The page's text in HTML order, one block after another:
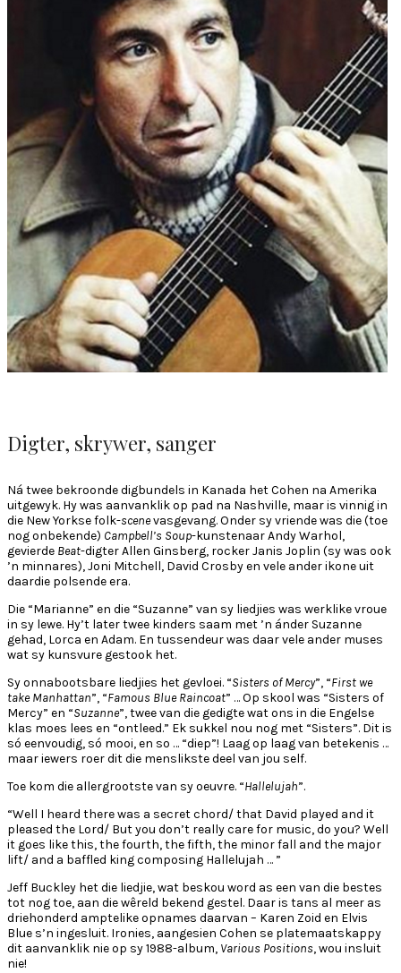
Digter, skrywer, sanger
Ná twee bekroonde digbundels in Kanada het Cohen na Amerika
uitgewyk. Hy was aanvanklik op pad na Nashville, maar is vinnig in
die New Yorkse folk-scenevasgevang. Onder sy vriende was die (toe
nog onbekende) Campbell’s Soup-kunstenaar Andy Warhol,
gevierde Beat-digter Allen Ginsberg, rocker Janis Joplin (sy was ook
’n minnares), Joni Mitchell, David Crosby en vele ander ikone uit
daardie polsende era.
Die “Marianne” en die “Suzanne” van sy liedjies was werklike vroue
in sy lewe. Hy’t later twee kinders saam met ’n ánder Suzanne
gehad, Lorca en Adam. En tussendeur was daar vele ander muses
wat sy kunsvure gestook het.
Sy onnabootsbare liedjies het gevloei. “Sisters of Mercy”, “First we
take Manhattan”, “Famous Blue Raincoat” … Op skool was “Sisters of
Mercy” en “Suzanne”, twee van die gedigte wat ons in die Engelse
klas moes lees en “ontleed.” Ek sukkel nou nog met “Sisters”. Dit is
só eenvoudig, só mooi, en so … “diep”! Laag op laag van betekenis …
maar iewers roer dit die menslikste deel van jou self.
Toe kom die allergrootste van sy oeuvre. “Hallelujah”.
“Well I heard there was a secret chord/ that David played and it
pleased the Lord/ But you don’t really care for music, do you? Well
it goes like this, the fourth, the fifth, the minor fall and the major
lift/ and a baffled king composing Hallelujah … ”
Jeff Buckley het die liedjie, wat beskou word as een van die bestes
tot nog toe, aan die wêreld bekend gestel. Daar is tans al meer as
driehonderd amptelike opnames daarvan – Karen Zoid en Elvis
Blue s’n ingesluit. Ironies, aangesien Cohen se platemaatskappy
dit aanvanklik nie op sy 1988-album, Various Positions, wou insluit
nie!